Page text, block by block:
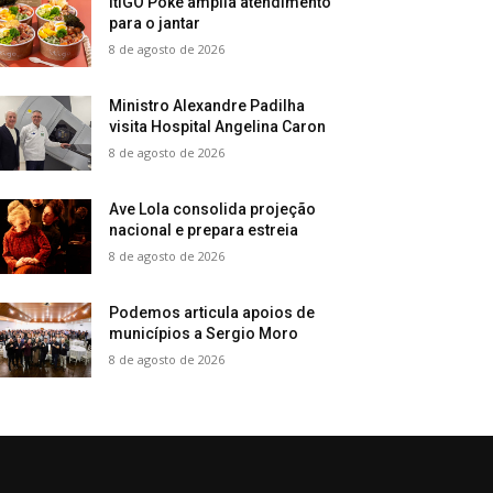
para o jantar
8 de agosto de 2026
Ministro Alexandre Padilha
visita Hospital Angelina Caron
8 de agosto de 2026
Ave Lola consolida projeção
nacional e prepara estreia
8 de agosto de 2026
Podemos articula apoios de
municípios a Sergio Moro
8 de agosto de 2026